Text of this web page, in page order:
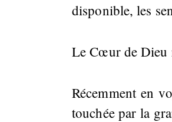
disponible, les
Le Cœur de Dieu
Récemment en
touchée par la